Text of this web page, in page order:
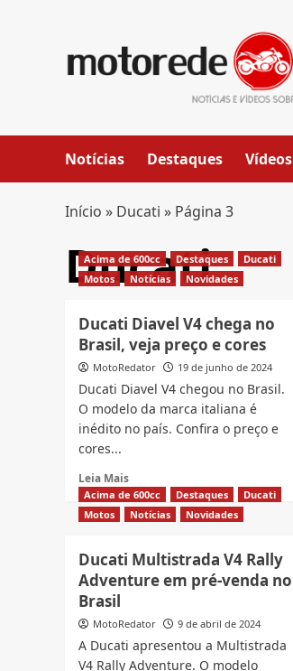
Notícias Destaques Vídeos
Início » Ducati » Página 3
Ducati
Acima de 600cc Destaques
Ducati
Motos
Notícias Novidades
Ducati Diavel V4 chega no
Brasil, veja preço e cores
MotoRedator 19 de junho de 2024
Ducati Diavel V4 chegou no Brasil.
O modelo da marca italiana é
inédito no país. Confira o preço e
cores...
Leia Mais
more
about
Ducati
V4
chega
veja
preço
e
Acima de 600cc Destaques
Ducati
Motos
Notícias Novidades
Ducati Multistrada V4 Rally
Adventure em pré-venda no
Brasil
MotoRedator 9 de abril de 2024
A Ducati apresentou a Multistrada
V4 Rally Adventure. O modelo